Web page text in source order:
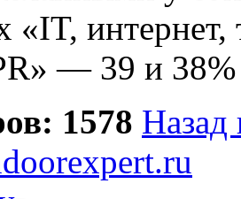
«IT,
— 39 и 38%
1578 Назад